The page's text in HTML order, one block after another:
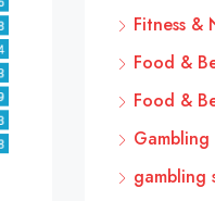
Fitness &
Food &
Food &
Gambling
gambling